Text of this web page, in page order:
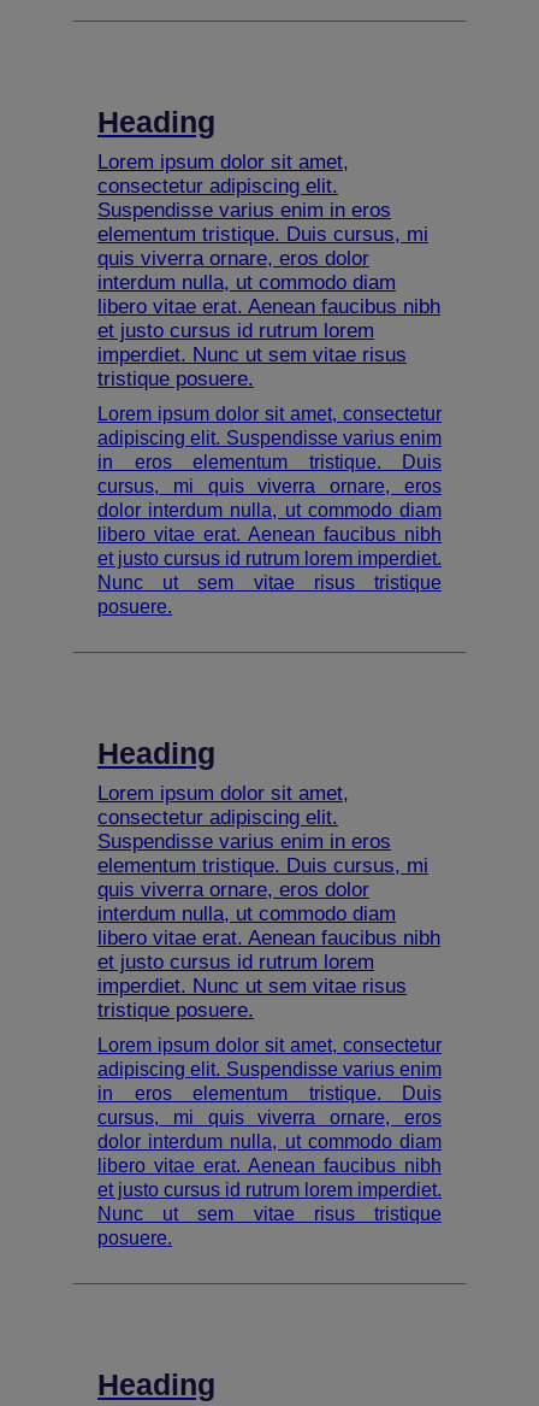
Heading
Lorem ipsum dolor sit amet,
consectetur adipiscing elit.
Suspendisse varius enim in eros
elementum tristique. Duis cursus, mi
quis viverra ornare, eros dolor
interdum nulla, ut commodo diam
libero vitae erat. Aenean faucibus nibh
et justo cursus id rutrum lorem
imperdiet. Nunc ut sem vitae risus
tristique posuere.
Lorem ipsum dolor sit amet, consectetur
adipiscing elit. Suspendisse varius enim
in eros elementum tristique. Duis
cursus, mi quis viverra ornare, eros
dolor interdum nulla, ut commodo diam
libero vitae erat. Aenean faucibus nibh
et justo cursus id rutrum lorem imperdiet.
Nunc ut sem vitae risus tristique
posuere.
Heading
Lorem ipsum dolor sit amet,
consectetur adipiscing elit.
Suspendisse varius enim in eros
elementum tristique. Duis cursus, mi
quis viverra ornare, eros dolor
interdum nulla, ut commodo diam
libero vitae erat. Aenean faucibus nibh
et justo cursus id rutrum lorem
imperdiet. Nunc ut sem vitae risus
tristique posuere.
Lorem ipsum dolor sit amet, consectetur
adipiscing elit. Suspendisse varius enim
in eros elementum tristique. Duis
cursus, mi quis viverra ornare, eros
dolor interdum nulla, ut commodo diam
libero vitae erat. Aenean faucibus nibh
et justo cursus id rutrum lorem imperdiet.
Nunc ut sem vitae risus tristique
posuere.
Heading